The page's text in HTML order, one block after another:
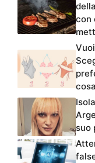
con
suo